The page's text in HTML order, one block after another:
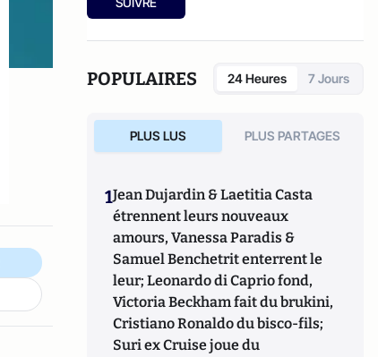
que mon enfant réussisse
POPULAIRES 24 Heures 7 Jours
PLUS LUS PLUS PARTAGES
1Jean Dujardin & Laetitia Casta
étrennent leurs nouveaux
amours, Vanessa Paradis &
Samuel Benchetrit enterrent le
leur; Leonardo di Caprio fond,
Victoria Beckham fait du brukini,
Cristiano Ronaldo du bisco-fils;
Suri ex Cruise joue du